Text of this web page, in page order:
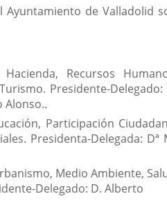
Ayuntamiento de Valladolid
Recursos
Presidente-Delegado:
Alonso..
Participación
Presidenta-Delegada: Dª
Medio Ambiente,
Delegado: D. Alberto